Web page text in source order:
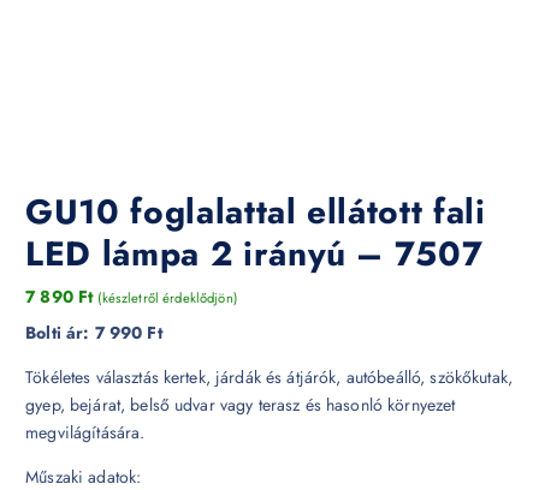
GU10 foglalattal ellátott fali
LED lámpa 2 irányú – 7507
7 890 Ft (készletről érdeklődjön)
Bolti ár: 7 990 Ft
Tökéletes választás kertek, járdák és átjárók, autóbeálló, szökőkutak,
gyep, bejárat, belső udvar vagy terasz és hasonló környezet
megvilágítására.
Műszaki adatok: